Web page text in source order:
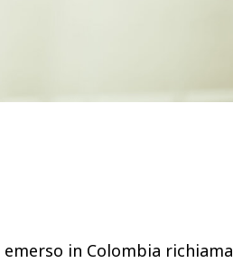
emerso in Colombia richiama